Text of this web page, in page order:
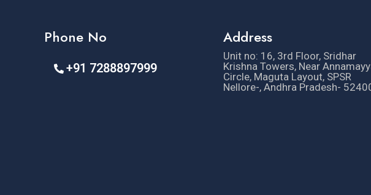
Phone No
+91 7288897999
Address
Unit no: 16, 3rd Floor, Sridhar
Krishna Towers, Near
Circle, Maguta Layout, SPSR
Nellore-, Andhra Pradesh-